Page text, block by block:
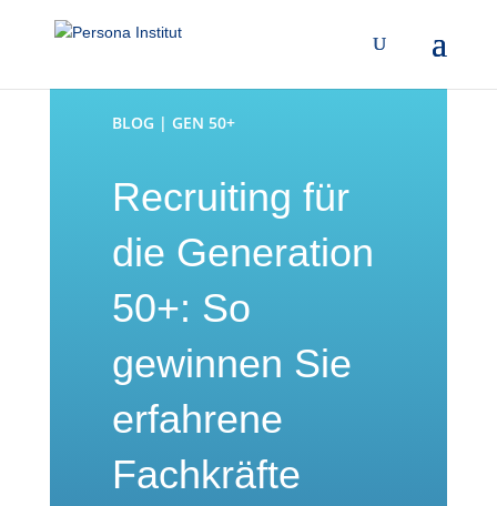
BLOG | GEN 50+
Recruiting für
die Generation
50+: So
gewinnen Sie
erfahrene
Fachkräfte